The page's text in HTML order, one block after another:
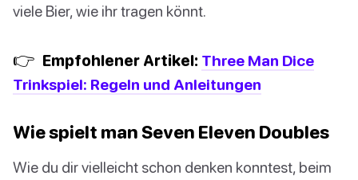
viele Bier, wie ihr tragen könnt.
👉 Empfohlener Artikel: Three Man Dice
Trinkspiel: Regeln und Anleitungen
Wie spielt man Seven Eleven Doubles
Wie du dir vielleicht schon denken konntest, beim